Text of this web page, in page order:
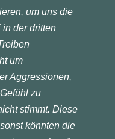
um uns die
der dritten
um
Aggressionen,
zu
stimmt. Diese
könnten die